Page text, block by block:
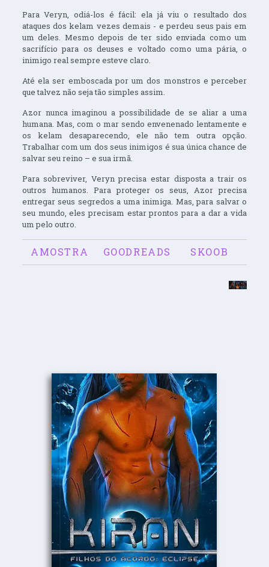
Para Veryn, odiá-los é fácil: ela já viu o resultado dos
ataques dos kelam vezes demais - e perdeu seus pais em
um deles. Mesmo depois de ter sido enviada como um
sacrifício para os deuses e voltado como uma pária, o
inimigo real sempre esteve claro.
Até ela ser emboscada por um dos monstros e perceber
que talvez não seja tão simples assim.
Azor nunca imaginou a possibilidade de se aliar a uma
humana. Mas, com o mar sendo envenenado lentamente e
os kelam desaparecendo, ele não tem outra opção.
Trabalhar com um dos seus inimigos é sua única chance de
salvar seu reino – e sua irmã.
Para sobreviver, Veryn precisa estar disposta a trair os
outros humanos. Para proteger os seus, Azor precisa
entregar seus segredos a uma inimiga. Mas, para salvar o
seu mundo, eles precisam estar prontos para a dar a vida
um pelo outro.
AMOSTRA GOODREADS SKOOB